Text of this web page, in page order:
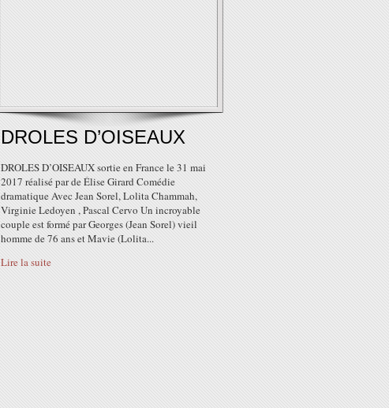
DROLES D’OISEAUX
DROLES D’OISEAUX sortie en France le 31 mai
2017 réalisé par de Élise Girard Comédie
dramatique Avec Jean Sorel, Lolita Chammah,
Virginie Ledoyen , Pascal Cervo Un incroyable
couple est formé par Georges (Jean Sorel) vieil
homme de 76 ans et Mavie (Lolita...
Lire la suite